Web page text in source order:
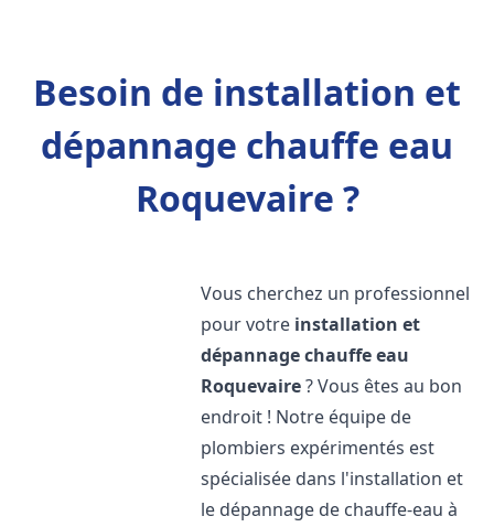
Besoin de installation et
dépannage chauffe eau
Roquevaire ?
Vous cherchez un professionnel
pour votre installation et
dépannage chauffe eau
Roquevaire? Vous êtes au bon
endroit ! Notre équipe de
plombiers expérimentés est
spécialisée dans l'installation et
le dépannage de chauffe-eau à